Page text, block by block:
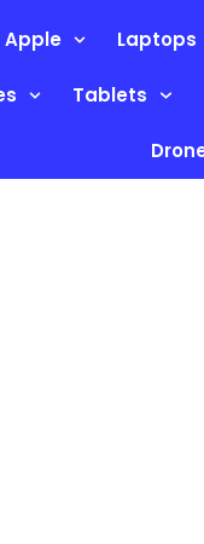
Laptops
Tablets